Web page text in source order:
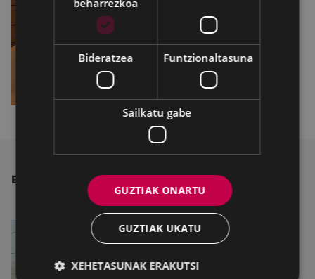
BESTE ALBISTE BATZUK
Bideratzea Funtzionaltasuna
Sailkatu gabe
GUZTIAK ONARTU
GUZTIAK UKATU
XEHETASUNAK ERAKUTSI